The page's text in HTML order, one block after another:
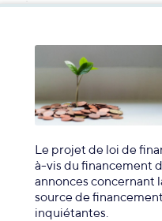
Le projet de loi de
à-vis du financement
annonces concernant
source de
inquiétantes.